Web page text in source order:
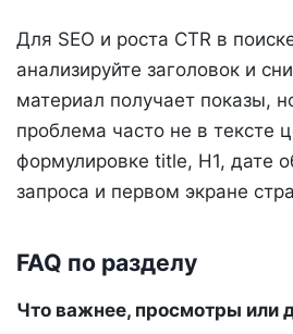
Для SEO и роста CTR в
анализируйте заголовок и
материал получает показы,
проблема часто не в тексте
формулировке title, H1, дате
запроса и первом экране
FAQ по разделу
Что важнее, просмотры или